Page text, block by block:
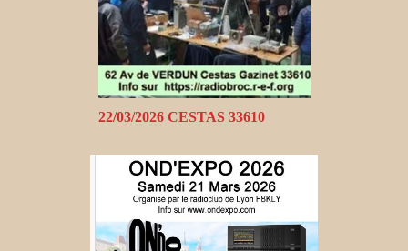
22/03/2026 CESTAS 33610